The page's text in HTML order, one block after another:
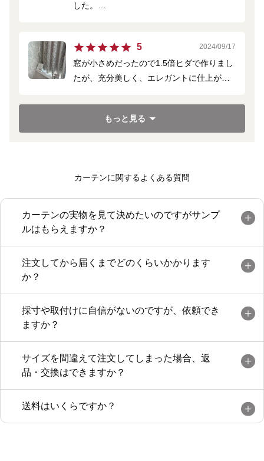
した。
5 2024/09/17
窓が小さめだったので1.5倍ヒダで作りまし
たが、充分美しく、エレガントに仕上がっ
もっと見る
カーテンに関するよくある質問
カーテンの実物を見て決めたいのですがサンプ
ルはもらえますか？
注文してから届くまでどのくらいかかります
か？
採寸や取付けに自信がないのですが、依頼でき
ますか？
サイズを間違えて注文してしまった場合、返
品・交換はできますか？
送料はいくらですか？